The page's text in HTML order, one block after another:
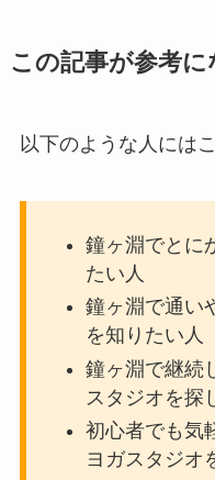
この記事が参考
以下のような人には
鐘ヶ淵でとに
たい人
鐘ヶ淵で通い
を知りたい人
鐘ヶ淵で継続
スタジオを探
初心者でも気
ヨガスタジオ